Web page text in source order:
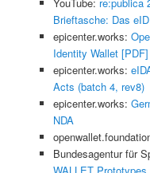
YouTube: re:publica
Brieftasche: Das
epicenter.works:
Identity Wallet [PDF]
epicenter.works:
Acts (batch 4, rev8)
epicenter.works:
NDA
Bundesagentur für